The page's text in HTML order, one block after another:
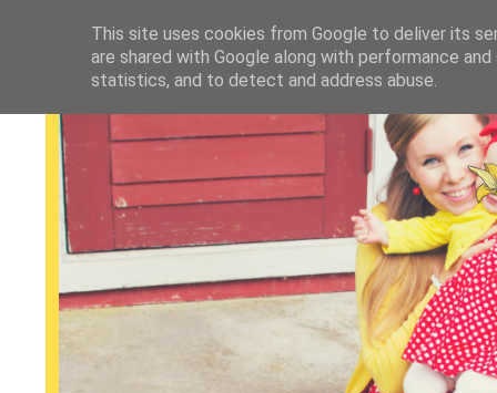
This site uses cookies from Google to deliver its
are shared with Google along with performance
statistics, and to detect and address abuse.